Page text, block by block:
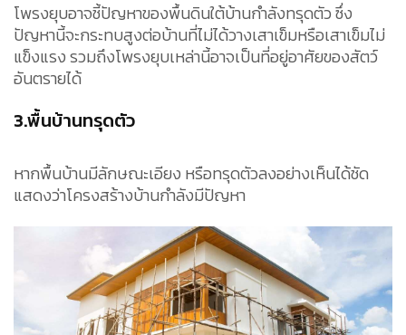
โพรงยุบอาจชี้ปัญหาของพื้นดินใต้บ้านกำลังทรุดตัว ซึ่ง
ปัญหานี้จะกระทบสูงต่อบ้านที่ไม่ได้วางเสาเข็มหรือเสาเข็มไม่
แข็งแรง รวมถึงโพรงยุบเหล่านี้อาจเป็นที่อยู่อาศัยของสัตว์
อันตรายได้
3.พื้นบ้านทรุดตัว
หากพื้นบ้านมีลักษณะเอียง หรือทรุดตัวลงอย่างเห็นได้ชัด
แสดงว่าโครงสร้างบ้านกำลังมีปัญหา